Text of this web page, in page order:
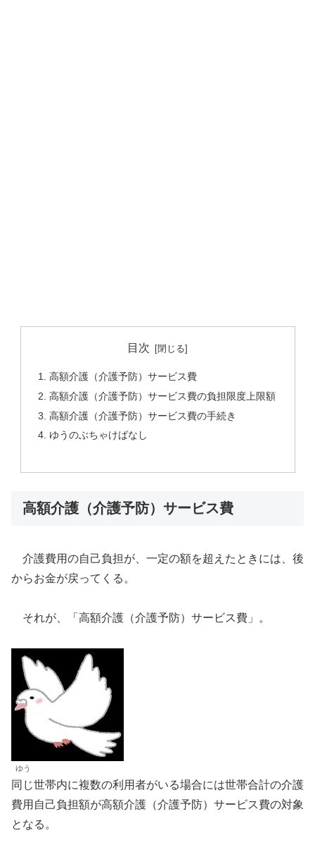
目次
高額介護（介護予防）サービス費
高額介護（介護予防）サービス費の負担限度上限額
高額介護（介護予防）サービス費の手続き
ゆうのぶちゃけばなし
高額介護（介護予防）サービス費
介護費用の自己負担が、一定の額を超えたときには、後
からお金が戻ってくる。
それが、「高額介護（介護予防）サービス費」。
ゆう
同じ世帯内に複数の利用者がいる場合には世帯合計の介護
費用自己負担額が高額介護（介護予防）サービス費の対象
となる。